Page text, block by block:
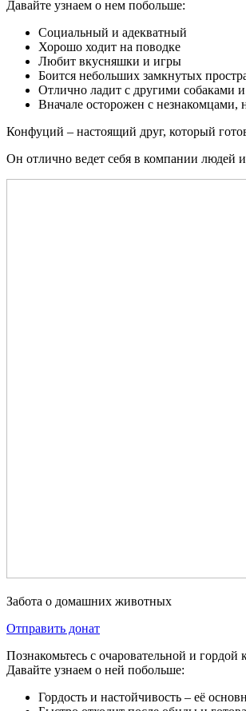
Давайте узнаем о нем побольше:
Социальный и адекватный
Хорошо ходит на поводке
Любит вкусняшки и игры
Боится небольших замкнутых
Отлично ладит с другими собаками
Вначале осторожен с незнакомцами,
Конфуций – настоящий друг, который
Он отлично ведет себя в компании людей
Забота о домашних животных
Отправить донат
Познакомьтесь с очаровательной и
Давайте узнаем о ней побольше:
Гордость и настойчивость – её